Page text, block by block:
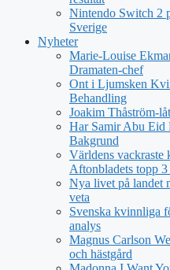
Nintendo Switch 2
Sverige
Nyheter
Marie-Louise
Dramaten-chef
Ont i Ljumsken
Behandling
Joakim Thåström-
Har Samir Abu Eid
Bakgrund
Världens vackraste
Aftonbladets topp
Nya livet på landet
veta
Svenska kvinnliga
analys
Magnus Carlson
och hästgård